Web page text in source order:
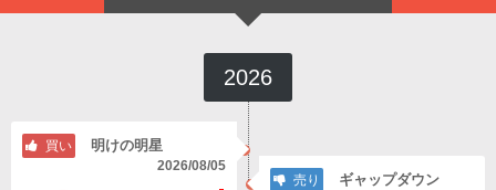
2026
買い 明けの明星
2026/08/05
売り ギャップダウン